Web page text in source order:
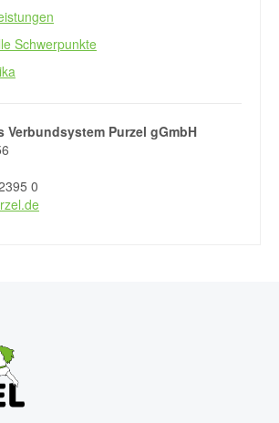
Schwerpunkte
Verbundsystem Purzel gGmbH
0